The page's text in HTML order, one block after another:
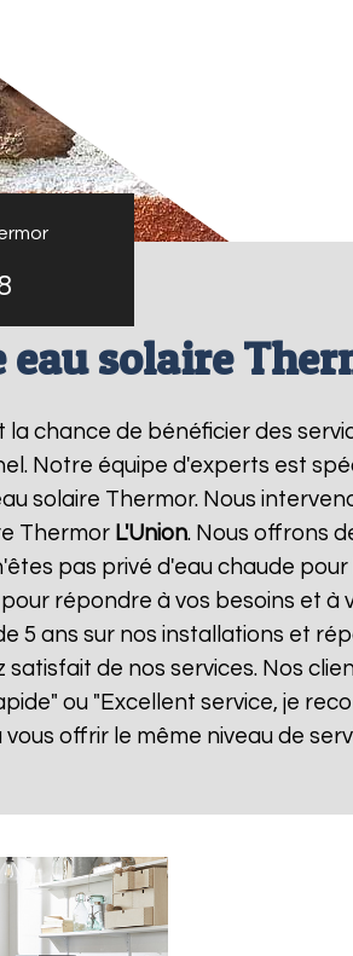
eau solaire
la chance de bénéficier des
Notre équipe d'experts est
solaire Thermor. Nous
Thermor L'Union. Nous offrons
pas privé d'eau chaude
répondre à vos besoins et à
5 ans sur nos installations et
satisfait de nos services. Nos
ou "Excellent service, je
vous offrir le même niveau de